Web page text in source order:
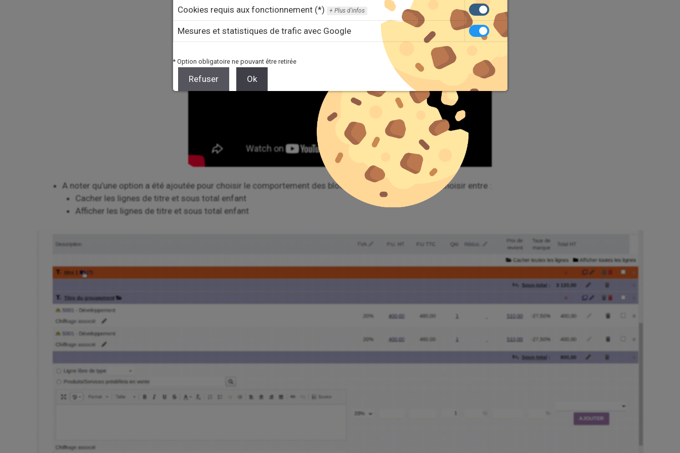
A noter qu’une option a été ajoutée pour choisir le comportement des blocks ainsi il est possible de choisir entre :
Cacher les lignes de titre et sous total enfant
Afficher les lignes de titre et sous total enfant
Cookies requis aux fonctionnement (*)
Plus d'infos
Mesures et statistiques de trafic avec Google
* Option obligatoire ne pouvant être retirée
Refuser Ok